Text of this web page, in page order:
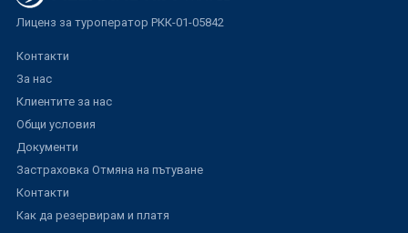
Лиценз за туроператор РКК-01-05842
Контакти
За нас
Клиентите за нас
Общи условия
Документи
Застраховка Отмяна на пътуване
Контакти
Как да резервирам и платя